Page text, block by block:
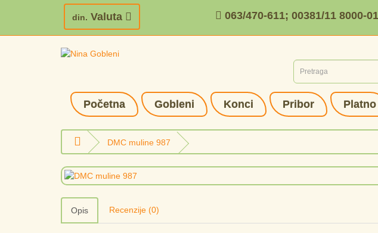
din. Valuta 063/470-611; 00381/11 8000-
Početna Gobleni Konci Pribor Platno
DMC muline 987
Opis Recenzije (0)